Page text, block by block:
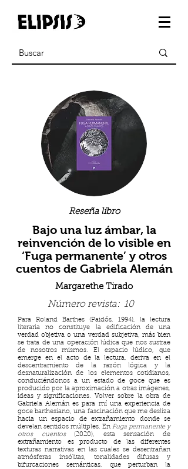
Reseña libro
Bajo una luz ámbar, la
reinvención de lo visible en
‘Fuga permanente’ y otros
cuentos de Gabriela Alemán
Margarethe Tirado
Número revista: 10
Para Roland Barthes (Paidós, 1994), la lectura
literaria no constituye la edificación de una
verdad objetiva o una verdad subjetiva, más bien
se trata de una operación lúdica que nos sustrae
de nosotros mismos. El espacio lúdico, que
emerge en el acto de la lectura, deriva en el
descentramiento de la razón lógica y la
desnaturalización de los elementos cotidianos,
conduciéndonos a un estado de goce que es
producido por la aproximación a otras imágenes,
ideas y significaciones. Volver sobre la obra de
Gabriela Alemán es para mí una experiencia de
goce barthesiano, una fascinación que me desliza
hacia un espacio de extrañamiento donde se
develan sentidos múltiples. En Fuga permanente y
otros cuentos(2020), esta sensación de
extrañamiento es producto de las diferentes
texturas narrativas en las cuales se desentrañan
atmósferas insólitas, tonalidades difusas y
bifurcaciones semánticas, que perturban la